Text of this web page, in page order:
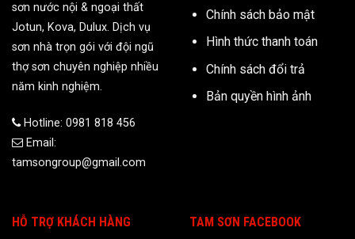
sơn nước nội & ngoại thất
Jotun, Kova, Dulux. Dịch vụ
sơn nhà trọn gói với đội ngũ
thợ sơn chuyên nghiệp nhiều
năm kinh nghiệm.
Hotline: 0981 818 456
Email:
tamsongroup@gmail.com
Chính sách bảo mật
Hình thức thanh toán
Chính sách đổi trả
Bản quyền hình ảnh
HỖ TRỢ KHÁCH HÀNG TAM SƠN FACEBOOK